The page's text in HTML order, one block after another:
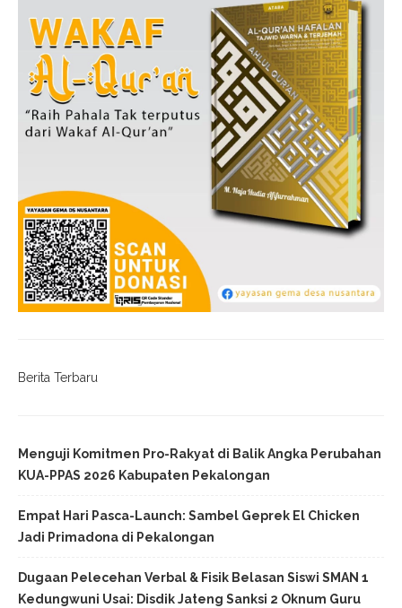
Berita Terbaru
Menguji Komitmen Pro-Rakyat di Balik Angka Perubahan
KUA-PPAS 2026 Kabupaten Pekalongan
Empat Hari Pasca-Launch: Sambel Geprek El Chicken
Jadi Primadona di Pekalongan
Dugaan Pelecehan Verbal & Fisik Belasan Siswi SMAN 1
Kedungwuni Usai: Disdik Jateng Sanksi 2 Oknum Guru